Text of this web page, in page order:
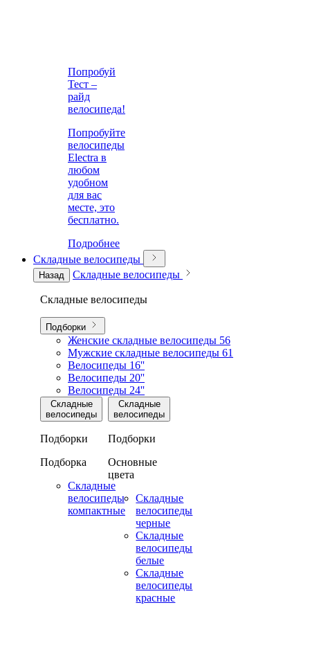
Попробуй
Тест –
райд
велосипеда!
Попробуйте
велосипеды
Electra в
любом
удобном
для вас
месте, это
бесплатно.
Подробнее
Складные велосипеды
Назад Складные велосипеды
Складные велосипеды
Подборки
Женские складные велосипеды 56
Мужские складные велосипеды 61
Велосипеды 16''
Велосипеды 20''
Велосипеды 24''
Складные
велосипеды
Подборки
Подборка
Складные
велосипеды
компактные
Складные
велосипеды
Подборки
Основные
цвета
Складные
велосипеды
черные
Складные
велосипеды
белые
Складные
велосипеды
красные